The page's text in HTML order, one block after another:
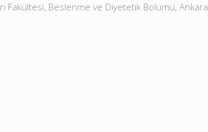
Fakültesi, Beslenme ve Diyetetik Bölümü, Ankara